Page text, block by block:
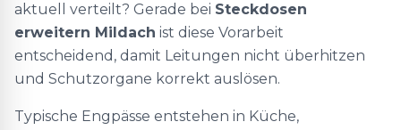
aktuell verteilt? Gerade bei Steckdosen
erweitern Mildach ist diese Vorarbeit
entscheidend, damit Leitungen nicht überhitzen
und Schutzorgane korrekt auslösen.
Typische Engpässe entstehen in Küche,